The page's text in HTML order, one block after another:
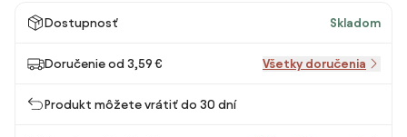
Dostupnosť Skladom
Doručenie od 3,59 € Všetky doručenia
Produkt môžete vrátiť do 30 dní